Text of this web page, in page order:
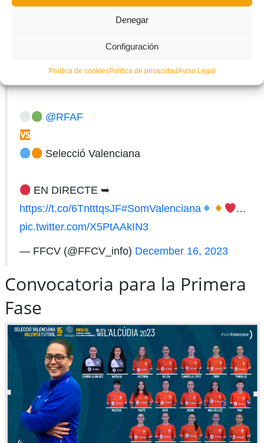
Denegar
Configuración
Política de cookiesPolítica de privacidadAviso Legal
Ací et contem tot el que passe en la J1 del
CNSA Valenta sub15 de L'Alcúdia
@RFAF
Selecció Valenciana
EN DIRECTE ➥
https://t.co/6TntttqsJF#SomValenciana
…
pic.twitter.com/X5PtAAkIN3
— FFCV (@FFCV_info) December 16, 2023
Convocatoria para la Primera
Fase